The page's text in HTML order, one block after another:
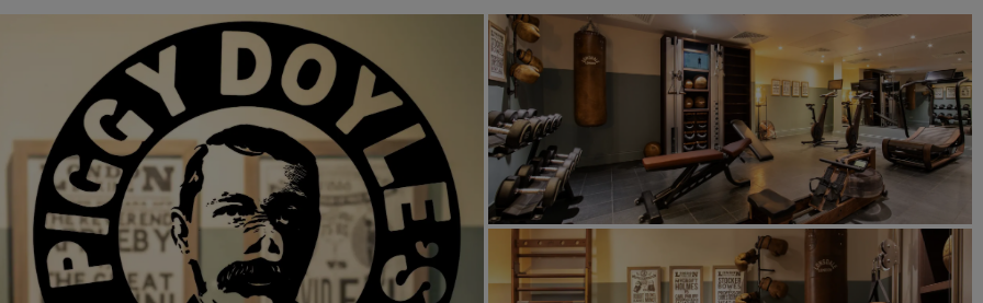
Бренды Radisson Hotels
Направления
Курорты
Апартаменты с
Отели при аэропорте
Новые и будущие отели
Конференции и
Откройте для себя
Meetings